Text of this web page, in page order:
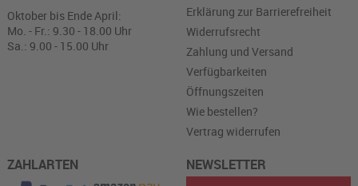
Oktober bis Ende April:
Mo. - Fr.: 9.30 - 18.00 Uhr
Sa.: 9.00 - 15.00 Uhr
Erklärung zur Barrierefreiheit
Widerrufsrecht
Zahlung und Versand
Verfügbarkeiten
Öffnungszeiten
Wie bestellen?
Vertrag widerrufen
ZAHLARTEN NEWSLETTER